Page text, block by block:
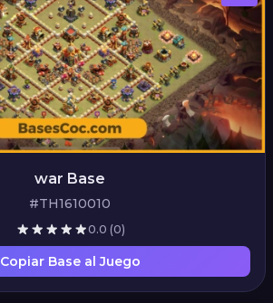
war Base
#TH1610010
0.0 (0)
Copiar Base al Juego